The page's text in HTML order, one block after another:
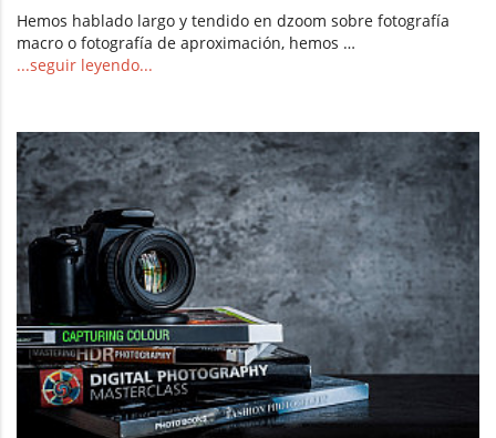
Hemos hablado largo y tendido en dzoom sobre fotografía
macro o fotografía de aproximación, hemos …
...seguir leyendo...